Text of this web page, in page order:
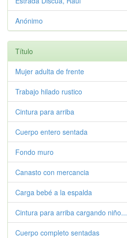
Anónimo
Título
Mujer adulta de frente
Trabajo hilado rustico
Cintura para arriba
Cuerpo entero sentada
Fondo muro
Canasto con mercancia
Carga bebé a la espalda
Cintura para arriba cargando niño...
Cuerpo completo sentadas